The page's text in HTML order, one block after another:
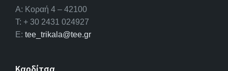
Α: Κοραή 4 – 42100
T: + 30 2431 024927
E: tee_trikala@tee.gr